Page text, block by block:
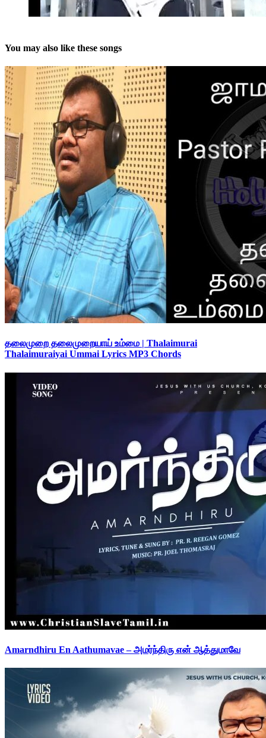
You may also like these songs
தலைமுறை தலைமுறையாய் உம்மை | Thalaimurai
Thalaimuraiyai Ummai Lyrics MP3 Chords
Amarndhiru En Aathumavae – அமர்ந்திரு என் ஆத்துமாவே